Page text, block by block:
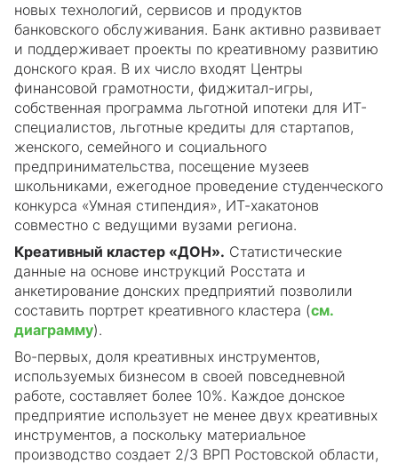
новых технологий, сервисов и продуктов
банковского обслуживания. Банк активно развивает
и поддерживает проекты по креативному развитию
донского края. В их число входят Центры
финансовой грамотности, фиджитал-игры,
собственная программа льготной ипотеки для ИТ-
специалистов, льготные кредиты для стартапов,
женского, семейного и социального
предпринимательства, посещение музеев
школьниками, ежегодное проведение студенческого
конкурса «Умная стипендия», ИТ-хакатонов
совместно с ведущими вузами региона.
Креативный кластер «ДОН». Статистические
данные на основе инструкций Росстата и
анкетирование донских предприятий позволили
составить портрет креативного кластера (см.
диаграмму).
Во-первых, доля креативных инструментов,
используемых бизнесом в своей повседневной
работе, составляет более 10%. Каждое донское
предприятие использует не менее двух креативных
инструментов, а поскольку материальное
производство создает 2/3 ВРП Ростовской области,